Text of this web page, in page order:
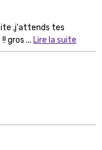
,j'attends tes
gros ... Lire la suite